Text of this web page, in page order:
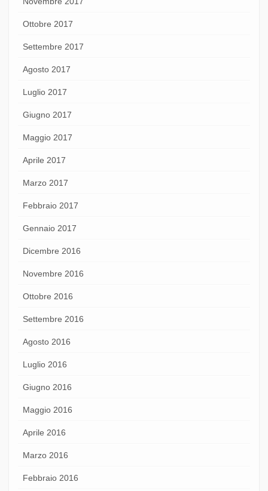
Ottobre 2017
Settembre 2017
Agosto 2017
Luglio 2017
Giugno 2017
Maggio 2017
Aprile 2017
Marzo 2017
Febbraio 2017
Gennaio 2017
Dicembre 2016
Novembre 2016
Ottobre 2016
Settembre 2016
Agosto 2016
Luglio 2016
Giugno 2016
Maggio 2016
Aprile 2016
Marzo 2016
Febbraio 2016